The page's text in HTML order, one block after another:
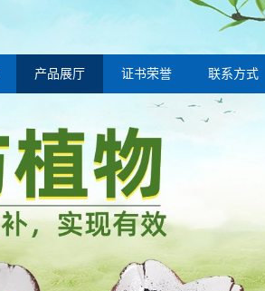
产品展厅 证书荣誉 联系方式